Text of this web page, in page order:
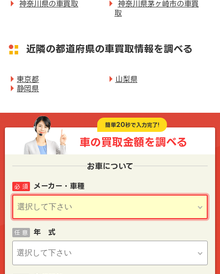
神奈川県の車買取
神奈川県茅ヶ崎市の車買
取
近隣の都道府県の車買取情報を調べる
東京都
山梨県
静岡県
簡単20秒で入力完了!
車の買取金額を調べる
お車について
メーカー・車種
必 須
年 式
任 意